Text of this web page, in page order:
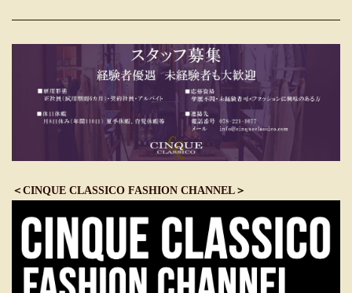
＜CINQUE CLASSICO FASHION CHANNEL＞